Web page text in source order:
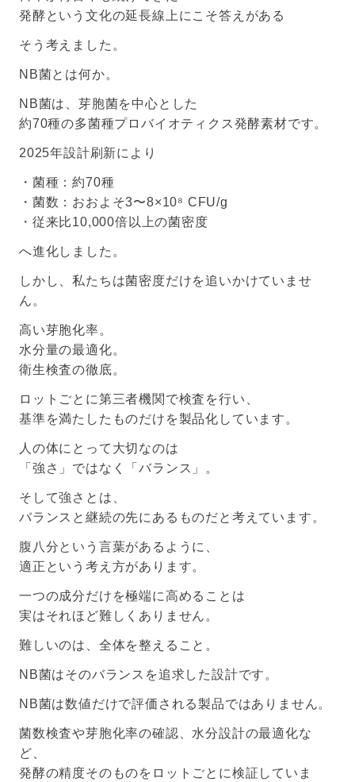
発酵という文化の延長線上にこそ答えがある
そう考えました。
NB菌とは何か。
NB菌は、芽胞菌を中心とした
約70種の多菌種プロバイオティクス発酵素材です。
2025年設計刷新により
・菌種：約70種
・菌数：おおよそ3〜8×10⁸ CFU/g
・従来比10,000倍以上の菌密度
へ進化しました。
しかし、私たちは菌密度だけを追いかけていませ
ん。
高い芽胞化率。
水分量の最適化。
衛生検査の徹底。
ロットごとに第三者機関で検査を行い、
基準を満たしたものだけを製品化しています。
人の体にとって大切なのは
「強さ」ではなく「バランス」。
そして強さとは、
バランスと継続の先にあるものだと考えています。
腹八分という言葉があるように、
適正という考え方があります。
一つの成分だけを極端に高めることは
実はそれほど難しくありません。
難しいのは、全体を整えること。
NB菌はそのバランスを追求した設計です。
NB菌は数値だけで評価される製品ではありません。
菌数検査や芽胞化率の確認、水分設計の最適化な
ど、
発酵の精度そのものをロットごとに検証していま